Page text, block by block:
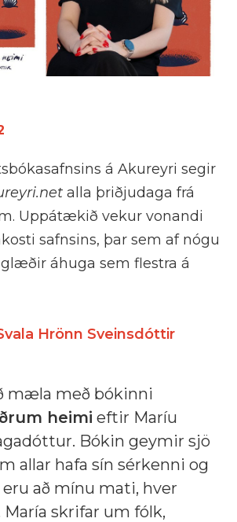
á Akureyri segir
alla þriðjudaga frá
Uppátækið vekur vonandi
safnsins, þar sem af nógu
áhuga sem flestra á
Hrönn Sveinsdóttir
mæla með bókinni
heimi eftir Maríu
Bókin geymir sjö
allar hafa sín sérkenni og
að mínu mati, hver
skrifar um fólk,